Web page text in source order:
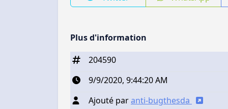
Plus d'information
204590
9/9/2020, 9:44:20 AM
Ajouté paranti-bugthesda